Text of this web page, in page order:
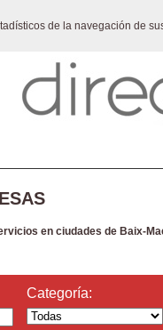
de la navegación de
en ciudades de Baix-
Categoría: